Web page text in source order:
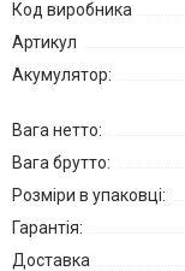
Код виробника
Артикул
Акумулятор:
Вага нетто:
Вага брутто:
Розміри в упаковці:
Гарантія:
Доставка